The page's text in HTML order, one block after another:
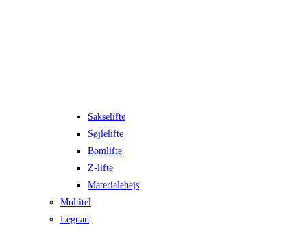
Sakselifte
Søjlelifte
Bomlifte
Z-lifte
Materialehejs
Multitel
Leguan